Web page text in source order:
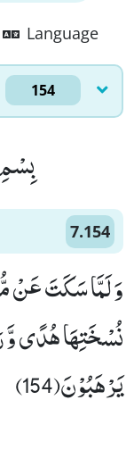
Language
154
7.154
وَ لَمَّا سَكَتَ عَنْ
نُسْخَتِهَا هُدًى
یَرْهَبُوْنَ(154)